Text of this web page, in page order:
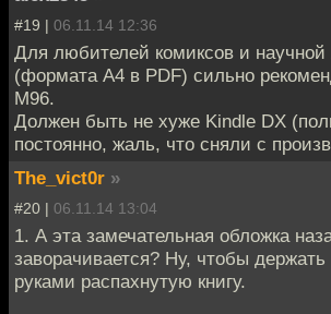
#19 | 06.11.14 12:36
Для любителей комиксов и научной
(формата A4 в PDF) сильно
M96.
Должен быть не хуже Kindle DX
постоянно, жаль, что сняли с
The_vict0r »
#20 | 06.11.14 13:04
1. А эта замечательная обложка
заворачивается? Ну, чтобы
руками распахнутую книгу.